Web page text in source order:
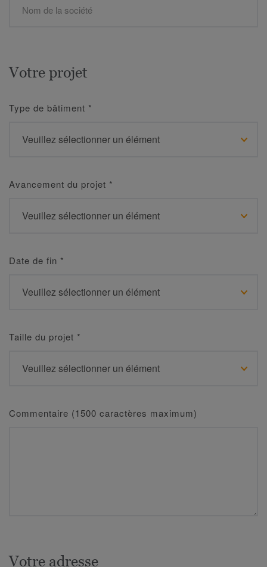
Votre projet
Type de bâtiment *
Avancement du projet *
Date de fin *
Taille du projet *
Commentaire (1500 caractères maximum)
Votre adresse